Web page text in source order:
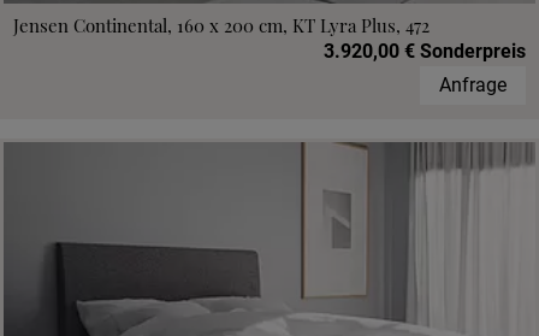
Jensen Continental, 160 x 200 cm, KT Lyra Plus, 472
3.920,00 € Sonderpreis
Anfrage